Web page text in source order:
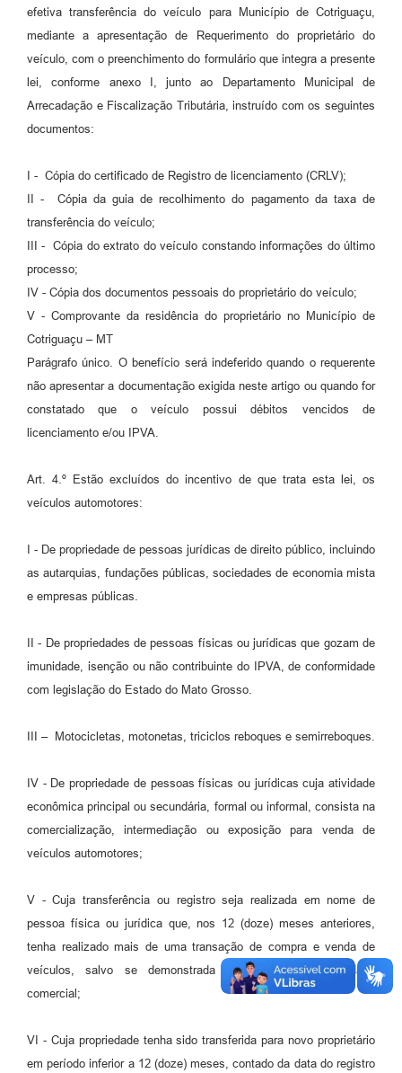
efetiva transferência do veículo para Município de Cotriguaçu,
mediante a apresentação de Requerimento do proprietário do
veículo, com o preenchimento do formulário que integra a presente
lei, conforme anexo I, junto ao Departamento Municipal de
Arrecadação e Fiscalização Tributária, instruído com os seguintes
documentos:
I - Cópia do certificado de Registro de licenciamento (CRLV);
II - Cópia da guia de recolhimento do pagamento da taxa de
transferência do veículo;
III - Cópia do extrato do veículo constando informações do último
processo;
IV - Cópia dos documentos pessoais do proprietário do veículo;
V - Comprovante da residência do proprietário no Município de
Cotriguaçu – MT
Parágrafo único. O benefício será indeferido quando o requerente
não apresentar a documentação exigida neste artigo ou quando for
constatado que o veículo possui débitos vencidos de
licenciamento e/ou IPVA.
Art. 4.º Estão excluídos do incentivo de que trata esta lei, os
veículos automotores:
I - De propriedade de pessoas jurídicas de direito público, incluindo
as autarquias, fundações públicas, sociedades de economia mista
e empresas públicas.
II - De propriedades de pessoas físicas ou jurídicas que gozam de
imunidade, isenção ou não contribuinte do IPVA, de conformidade
com legislação do Estado do Mato Grosso.
III – Motocicletas, motonetas, triciclos reboques e semirreboques.
IV - De propriedade de pessoas físicas ou jurídicas cuja atividade
econômica principal ou secundária, formal ou informal, consista na
comercialização, intermediação ou exposição para venda de
veículos automotores;
V - Cuja transferência ou registro seja realizada em nome de
pessoa física ou jurídica que, nos 12 (doze) meses anteriores,
tenha realizado mais de uma transação de compra e venda de
veículos, salvo se demonstrada a ausência de finalidade
comercial;
VI - Cuja propriedade tenha sido transferida para novo proprietário
em período inferior a 12 (doze) meses, contado da data do registro